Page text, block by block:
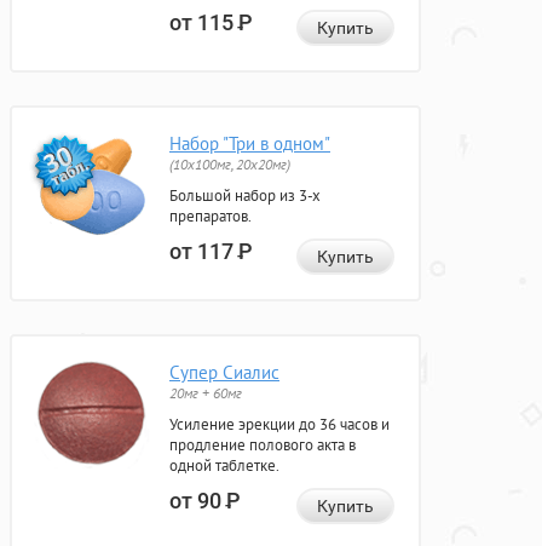
от 115Р Купить
Набор "Три в одном"
(10x100мг, 20x20мг)
Большой набор из 3-х
препаратов.
от 117Р Купить
Супер Сиалис
20мг + 60мг
Усиление эрекции до 36 часов и
продление полового акта в
одной таблетке.
от 90Р Купить